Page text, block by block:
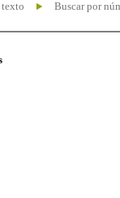
texto Buscar por